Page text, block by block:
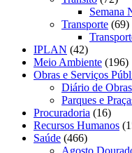
Semana
Transporte (69)
IPLAN (42)
Meio Ambiente (196)
Obras e Serviços
Diário de Obras
Parques e
Procuradoria (16)
Recursos Humanos
Saúde (466)
Agosto